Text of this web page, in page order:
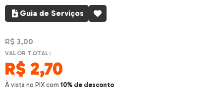
Guia de Serviços
R$3,00
VALOR TOTAL:
R$ 2,70
À vista no PIX com 10% de desconto